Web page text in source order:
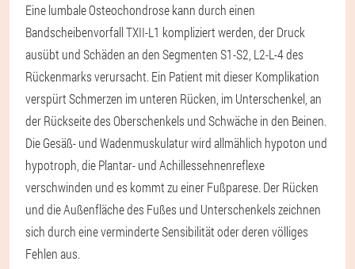
Eine lumbale Osteochondrose kann durch einen
Bandscheibenvorfall TXII-L1 kompliziert werden, der Druck
ausübt und Schäden an den Segmenten S1-S2, L2-L-4 des
Rückenmarks verursacht. Ein Patient mit dieser Komplikation
verspürt Schmerzen im unteren Rücken, im Unterschenkel, an
der Rückseite des Oberschenkels und Schwäche in den Beinen.
Die Gesäß- und Wadenmuskulatur wird allmählich hypoton und
hypotroph, die Plantar- und Achillessehnenreflexe
verschwinden und es kommt zu einer Fußparese. Der Rücken
und die Außenfläche des Fußes und Unterschenkels zeichnen
sich durch eine verminderte Sensibilität oder deren völliges
Fehlen aus.